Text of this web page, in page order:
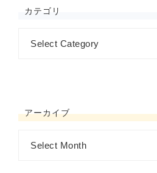
カテゴリ
アーカイブ